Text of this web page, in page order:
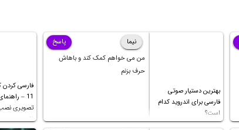
اولویت ارتقای پردازنده کامپیوتر باشه. در ادامه
مطلب در مورد پاسخ این سوال بحث میکنیم که
اول کارت گرافیک رو ارتقا بدیم یا پردازنده و یا رم؟
ساده
بهترین دستیار صوتی
فارسی برای اندروید کدام
است؟
نیما
من می خواهم کمک کند و باهاش
حرف بزنم
پاسخ
فارسی کردن
11 –
تصویری نصب
فارسی